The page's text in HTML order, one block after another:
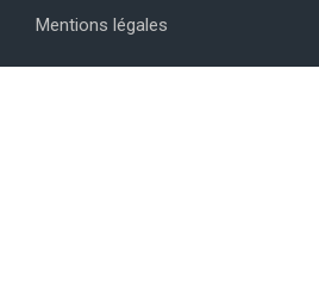
Mentions légales